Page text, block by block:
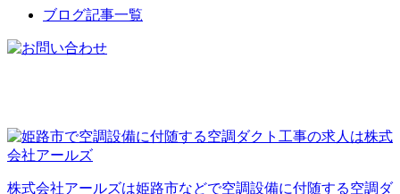
ブログ記事一覧
株式会社アールズは姫路市などで空調設備に付随する空調ダ